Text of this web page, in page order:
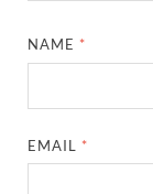
NAME *
EMAIL *